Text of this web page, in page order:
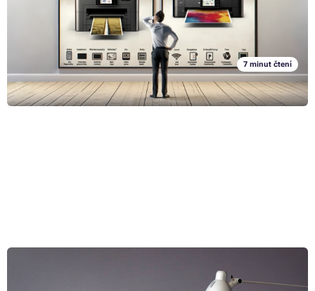
organizacemi a tak podobně, ne každou věc lze vyřešit elektronickou
formou, kvůli čemuž se tak čas od času bez tiskárny prostě
neobejdeme. V dnešní době se však naštěstí jedná již o cenově bez
problému dostupného parťáka, který si poradí de facto s jakoukoliv
věcí, kterou po něm budete potřebovat. Jak ale vybrat multifunkční
laserovou tiskárnu, která pro vás bude ta nejlepší? A jaké jsou vlastně
ty nejlepší multifunkční tiskárny v roce 2024?
7 minut čtení
Jak vybrat domácí tiskárnu: Hlavní parametry výběru